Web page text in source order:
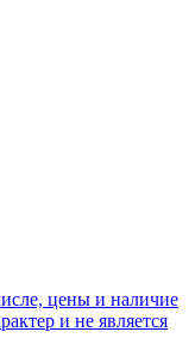
цены и наличие
и не является